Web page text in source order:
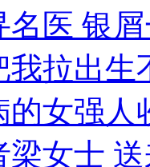
名医 银
我拉出生
的女强人
梁女士